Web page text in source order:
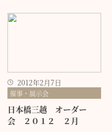
2012年2月7日
催事・展示会
日本橋三越 オーダー
会 ２０１２ ２月